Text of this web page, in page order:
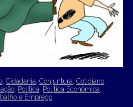
Cidadania Conjuntura Cotidiano
Política Política Econômica
e Emprego